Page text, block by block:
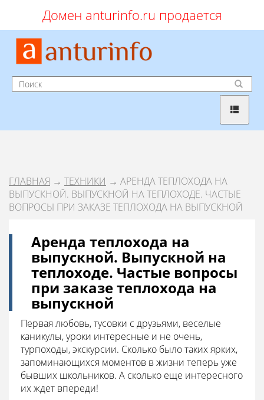
Домен anturinfo.ru продается
ГЛАВНАЯ → ТЕХНИКИ → АРЕНДА ТЕПЛОХОДА НА
ВЫПУСКНОЙ. ВЫПУСКНОЙ НА ТЕПЛОХОДЕ. ЧАСТЫЕ
ВОПРОСЫ ПРИ ЗАКАЗЕ ТЕПЛОХОДА НА ВЫПУСКНОЙ
Аренда теплохода на
выпускной. Выпускной на
теплоходе. Частые вопросы
при заказе теплохода на
выпускной
Первая любовь, тусовки с друзьями, веселые
каникулы, уроки интересные и не очень,
турпоходы, экскурсии. Сколько было таких ярких,
запоминающихся моментов в жизни теперь уже
бывших школьников. А сколько еще интересного
их ждет впереди!